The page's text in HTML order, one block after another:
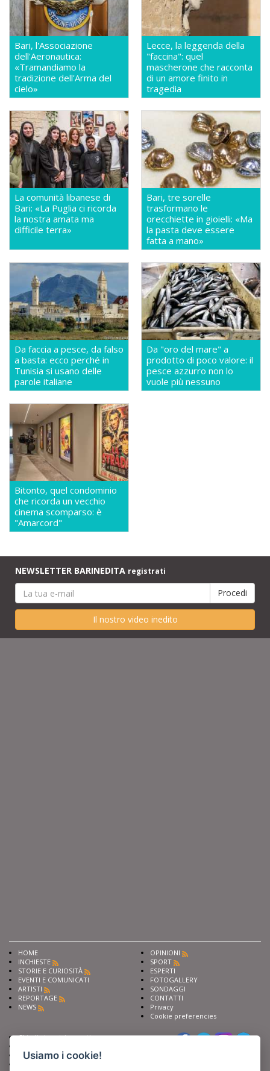
Bari, l'Associazione
dell'Aeronautica:
«Tramandiamo la
tradizione dell'Arma del
cielo»
Lecce, la leggenda della
"faccina": quel
mascherone che racconta
di un amore finito in
tragedia
La comunità libanese di
Bari: «La Puglia ci ricorda
la nostra amata ma
difficile terra»
Bari, tre sorelle
trasformano le
orecchiette in gioielli: «Ma
la pasta deve essere
fatta a mano»
Da faccia a pesce, da falso
a basta: ecco perché in
Tunisia si usano delle
parole italiane
Da "oro del mare" a
prodotto di poco valore: il
pesce azzurro non lo
vuole più nessuno
Bitonto, quel condominio
che ricorda un vecchio
cinema scomparso: è
"Amarcord"
NEWSLETTER BARINEDITA registrati
Il nostro video inedito
HOME
INCHIESTE
STORIE E CURIOSITÀ
EVENTI E COMUNICATI
ARTISTI
REPORTAGE
NEWS
OPINIONI
SPORT
ESPERTI
FOTOGALLERY
SONDAGGI
CONTATTI
Privacy
Cookie preferencies
Chiedi ai nostri esperti
Fai pubblicità con noi
Usiamo i cookie!